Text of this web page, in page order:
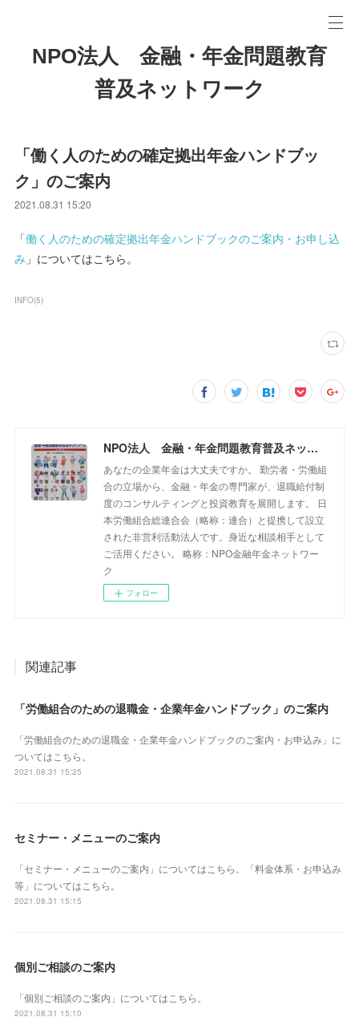
NPO法人 金融・年金問題教育
普及ネットワーク
「働く人のための確定拠出年金ハンドブッ
ク」のご案内
2021.08.31 15:20
「働く人のための確定拠出年金ハンドブックのご案内・お申し込
み 」についてはこちら。
INFO(5)
NPO法人 金融・年金問題教育普及ネットワーク
あなたの企業年金は大丈夫ですか。 勤労者・労働組
合の立場から、金融・年金の専門家が、退職給付制
度のコンサルティングと投資教育を展開します。 日
本労働組合総連合会（略称：連合）と提携して設立
された非営利活動法人です。身近な相談相手として
ご活用ください。 略称：NPO金融年金ネットワー
ク
フォロー
関連記事
「労働組合のための退職金・企業年金ハンドブック」のご案内
「労働組合のための退職金・企業年金ハンドブックのご案内・お申込み」に
ついてはこちら。
2021.08.31 15:25
セミナー・メニューのご案内
「セミナー・メニューのご案内」についてはこちら。「料金体系・お申込み
等」についてはこちら。
2021.08.31 15:15
個別ご相談のご案内
「個別ご相談のご案内」についてはこちら。
2021.08.31 15:10